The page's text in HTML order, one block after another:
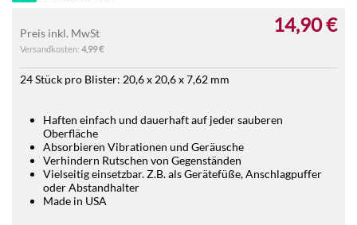
Preis inkl. MwSt 14,90 €
Versandkosten: 4,99 €
24 Stück pro Blister: 20,6 x 20,6 x 7,62 mm
Haften einfach und dauerhaft auf jeder sauberen
Oberfläche
Absorbieren Vibrationen und Geräusche
Verhindern Rutschen von Gegenständen
Vielseitig einsetzbar. Z.B. als Gerätefüße, Anschlagpuffer
oder Abstandhalter
Made in USA